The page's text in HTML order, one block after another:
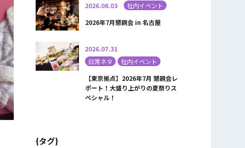
2026.08.03
社内イベント
2026年7月懇親会 in 名古屋
2026.07.31
日常ネタ
社内イベント
【東京拠点】2026年7月 懇親会レ
ポート！大盛り上がりの夏祭りス
ペシャル！
{タグ}